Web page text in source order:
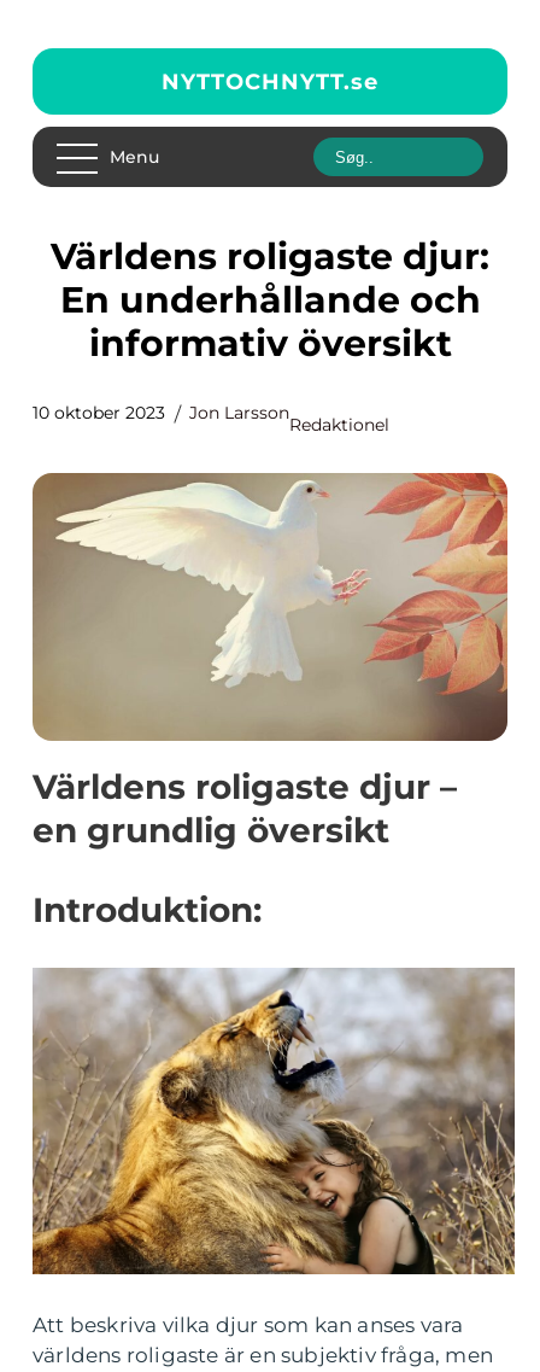
NYTTOCHNYTT.se
Menu
Världens roligaste djur:
En underhållande och
informativ översikt
10 oktober 2023 Jon Larsson
Redaktionel
Världens roligaste djur –
en grundlig översikt
Introduktion:
Att beskriva vilka djur som kan anses vara
världens roligaste är en subjektiv fråga, men